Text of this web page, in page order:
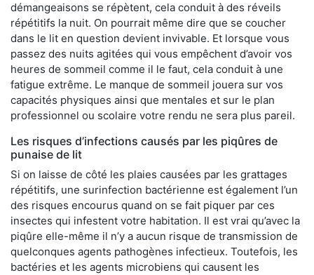
démangeaisons se répètent, cela conduit à des réveils
répétitifs la nuit. On pourrait même dire que se coucher
dans le lit en question devient invivable. Et lorsque vous
passez des nuits agitées qui vous empêchent d’avoir vos
heures de sommeil comme il le faut, cela conduit à une
fatigue extrême. Le manque de sommeil jouera sur vos
capacités physiques ainsi que mentales et sur le plan
professionnel ou scolaire votre rendu ne sera plus pareil.
Les risques d’infections causés par les piqûres de
punaise de lit
Si on laisse de côté les plaies causées par les grattages
répétitifs, une surinfection bactérienne est également l’un
des risques encourus quand on se fait piquer par ces
insectes qui infestent votre habitation. Il est vrai qu’avec la
piqûre elle-même il n’y a aucun risque de transmission de
quelconques agents pathogènes infectieux. Toutefois, les
bactéries et les agents microbiens qui causent les